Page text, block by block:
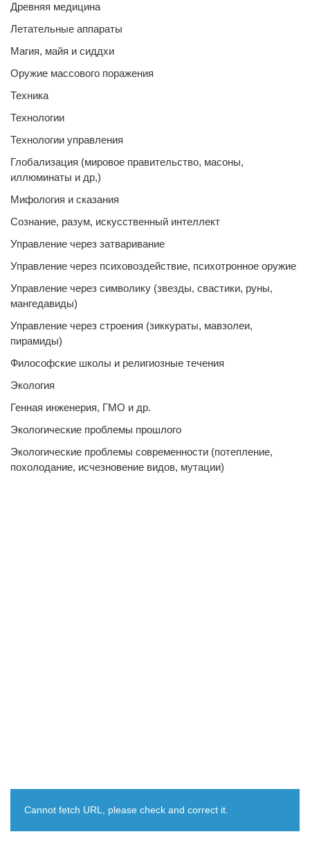
Древняя медицина
Летательные аппараты
Магия, майя и сиддхи
Оружие массового поражения
Техника
Технологии
Технологии управления
Глобализация (мировое правительство, масоны,
иллюминаты и др,)
Мифология и сказания
Сознание, разум, искусственный интеллект
Управление через затваривание
Управление через психовоздействие, психотронное оружие
Управление через символику (звезды, свастики, руны,
мангедавиды)
Управление через строения (зиккураты, мавзолеи,
пирамиды)
Философские школы и религиозные течения
Экология
Генная инженерия, ГМО и др.
Экологические проблемы прошлого
Экологические проблемы современности (потепление,
похолодание, исчезновение видов, мутации)
Cannot fetch URL, please check and correct it.